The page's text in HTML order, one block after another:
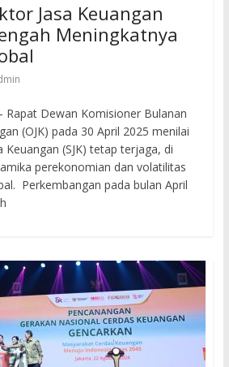
Jasa Keuangan
Meningkatnya
Rapat Dewan Komisioner Bulanan
(OJK) pada 30 April 2025 menilai
Keuangan (SJK) tetap terjaga, di
perekonomian dan volatilitas
Perkembangan pada bulan April